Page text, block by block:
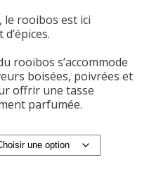
:
le rooibos est ici
rooibos s’accommode
boisées, poivrées et
offrir une tasse
parfumée.